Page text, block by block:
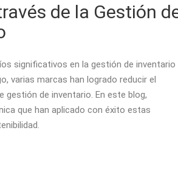
de la Gestión
significativos en la gestión de inventario
varias marcas han logrado reducir el
de inventario. En este blog,
que han aplicado con éxito estas